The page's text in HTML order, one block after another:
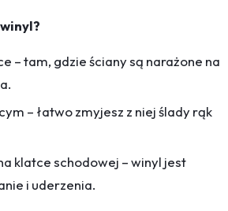
– tam, gdzie ściany są narażone na
– łatwo zmyjesz z niej ślady rąk
klatce schodowej – winyl jest
i uderzenia.